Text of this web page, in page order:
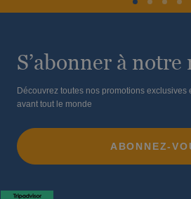
S’abonner à
Découvrez toutes nos promotions exclusives
avant tout le monde